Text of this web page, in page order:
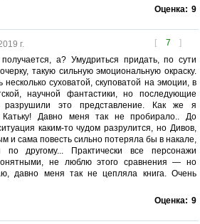
Оценка: 9
[ 7 ]
г.
а? Умудриться придать, по сути
такую сильную эмоциональную окраску.
несколько суховатой, скуповатой на эмоции, в
научной фантастики, но последующие
разрушили это представление. Как же я
Давно меня так не пробирало.. До
каким-то чудом разрулится, но Дивов,
и сама повесть сильно потеряла бы в накале,
другому... Практически все персонажи
не люблю этого сравнения — но
давно меня так не цепляла книга. Очень
Оценка: 9